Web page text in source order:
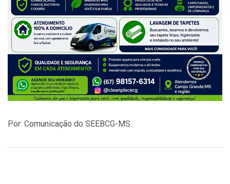
Por: Comunicação do SEEBCG-MS